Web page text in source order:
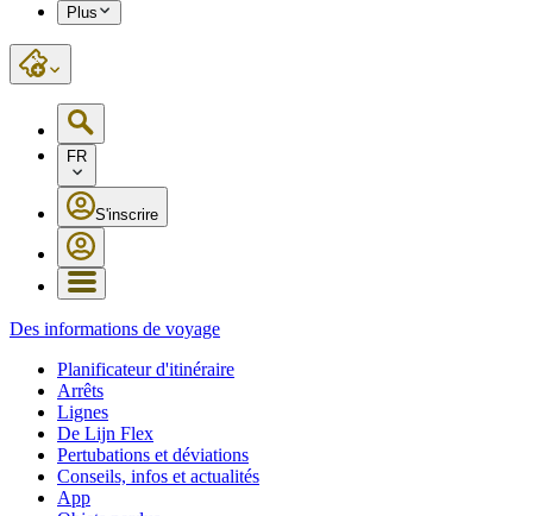
Plus
FR
S'inscrire
Des informations de voyage
Planificateur d'itinéraire
Arrêts
Lignes
De Lijn Flex
Pertubations et déviations
Conseils, infos et actualités
App